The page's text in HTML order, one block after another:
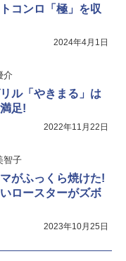
コンロ「極」を収
2024年4月1日
介
ル「やきまる」は
足!
2022年11月22日
智子
がふっくら焼けた!
ロースターがズボ
2023年10月25日